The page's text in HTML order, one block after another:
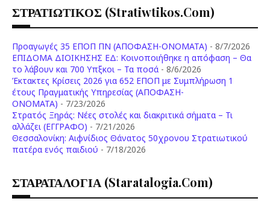
ΣΤΡΑΤΙΩΤΙΚΟΣ (stratiwtikos.com)
Προαγωγές 35 ΕΠΟΠ ΠΝ (ΑΠΟΦΑΣΗ-ΟΝΟΜΑΤΑ) - 8/7/2026
ΕΠΙΔΟΜΑ ΔΙΟΙΚΗΣΗΣ ΕΔ: Κοινοποιήθηκε η απόφαση – Θα
το λάβουν και 700 Υπξκοι – Τα ποσά - 8/6/2026
Έκτακτες Κρίσεις 2026 για 652 ΕΠΟΠ με Συμπλήρωση 1
έτους Πραγματικής Υπηρεσίας (ΑΠΟΦΑΣΗ-
ONOMATA) - 7/23/2026
Στρατός Ξηράς: Νέες στολές και διακριτικά σήματα – Τι
αλλάζει (ΕΓΓΡΑΦΟ) - 7/21/2026
Θεσσαλονίκη: Αιφνίδιος Θάνατος 50χρονου Στρατιωτικού
πατέρα ενός παιδιού - 7/18/2026
ΣΤΑΡΑΤΑΛΟΓΙΑ (staratalogia.com)